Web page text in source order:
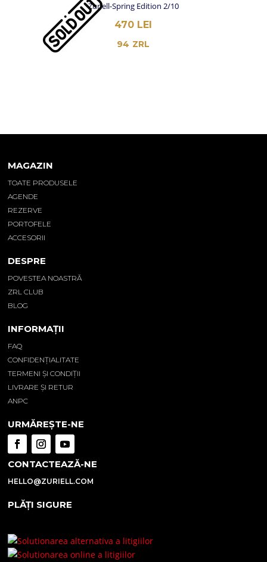
Zuriell-Spring Edition 2/10
470 LEI
94 ZRL
MAGAZIN
TOATE PRODUSELE
AGENDE
REZERVE
PORTOFELE
ACCESORII
DESPRE
POVESTEA NOASTRĂ
ZRL CLUB
BLOG
INFORMAȚII
FAQ
CONFIDENȚIALITATE
TERMENI ȘI CONDIȚII
LIVRARE ȘI RETUR
ANPC
URMĂREȘTE-NE
CONTACTEAZĂ-NE
HELLO@ZURIELL.COM
PLĂȚI SIGURE